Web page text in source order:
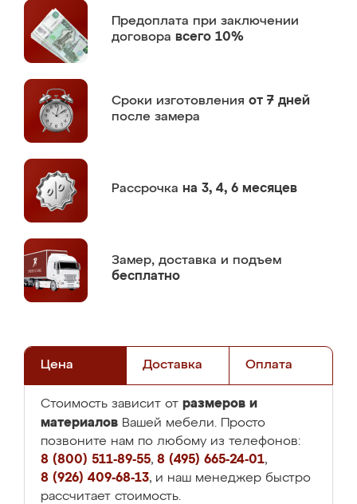
Предоплата при заключении
договора всего 10%
Сроки изготовления от 7 дней
после замера
Рассрочка на 3, 4, 6 месяцев
Замер, доставка и подъем
бесплатно
Цена Доставка Оплата
Стоимость зависит от размеров и
материалов Вашей мебели. Просто
позвоните нам по любому из телефонов:
8 (800) 511-89-55, 8 (495) 665-24-01,
8 (926) 409-68-13, и наш менеджер быстро
рассчитает стоимость.